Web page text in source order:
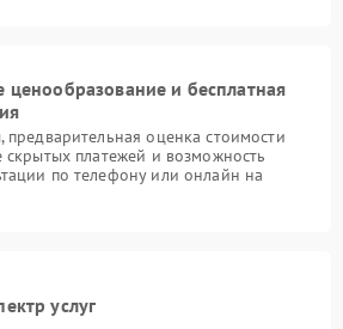
ценообразование и бесплатная
предварительная оценка стоимости
скрытых платежей и возможность
по телефону или онлайн на
услуг